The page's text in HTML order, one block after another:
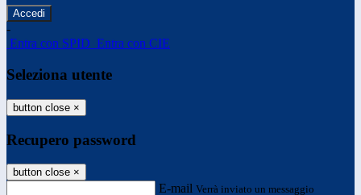
-
Entra con SPID Entra con CIE
Seleziona utente
button close ×
Recupero password
button close ×
E-mail Verrà inviato un messaggio